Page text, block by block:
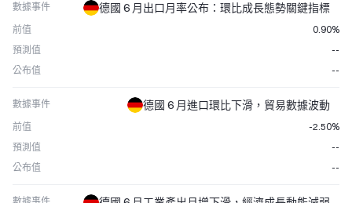
數據事件 德國 6 月出口月率公布：環比成長態勢關鍵指標
前值
0.90%
預測值
--
公布值
--
數據事件 德國 6 月進口環比下滑，貿易數據波動
前值
-2.50%
預測值
--
公布值
--